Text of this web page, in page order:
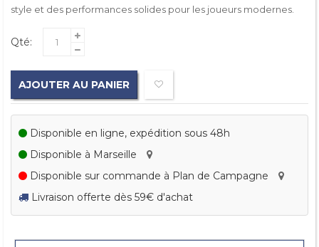
style et des performances solides pour les joueurs modernes.
Qté:
AJOUTER AU PANIER
Disponible en ligne, expédition sous 48h
Disponible à Marseille
Disponible sur commande à Plan de Campagne
Livraison offerte dès 59€ d'achat